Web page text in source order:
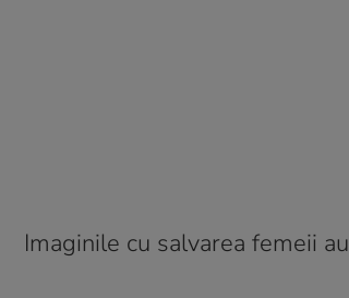
Imaginile cu salvarea femeii